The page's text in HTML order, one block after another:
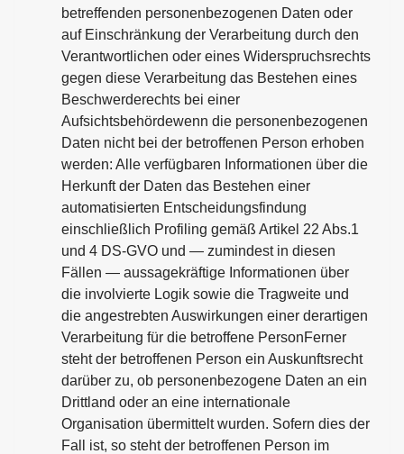
betreffenden personenbezogenen Daten oder
auf Einschränkung der Verarbeitung durch den
Verantwortlichen oder eines Widerspruchsrechts
gegen diese Verarbeitung das Bestehen eines
Beschwerderechts bei einer
Aufsichtsbehördewenn die personenbezogenen
Daten nicht bei der betroffenen Person erhoben
werden: Alle verfügbaren Informationen über die
Herkunft der Daten das Bestehen einer
automatisierten Entscheidungsfindung
einschließlich Profiling gemäß Artikel 22 Abs.1
und 4 DS-GVO und — zumindest in diesen
Fällen — aussagekräftige Informationen über
die involvierte Logik sowie die Tragweite und
die angestrebten Auswirkungen einer derartigen
Verarbeitung für die betroffene PersonFerner
steht der betroffenen Person ein Auskunftsrecht
darüber zu, ob personenbezogene Daten an ein
Drittland oder an eine internationale
Organisation übermittelt wurden. Sofern dies der
Fall ist, so steht der betroffenen Person im